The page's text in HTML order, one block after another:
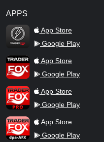
APPS
TraderFox Flash
App Store
Google Play
TraderFox AppApp Store
Google Play
TraderFox ProApp Store
Google Play
TraderFox dpa-AFX ProFeed
App Store
Google Play